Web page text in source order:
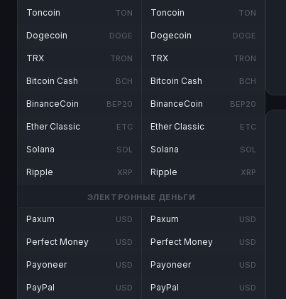
Toncoin TON
Dogecoin DOGE
TRX TRON
Bitcoin Cash BCH
BinanceCoin BEP20
Ether Classic ETC
Solana SOL
Ripple XRP
Toncoin TON
Dogecoin DOGE
TRX TRON
Bitcoin Cash BCH
BinanceCoin BEP20
Ether Classic ETC
Solana SOL
Ripple XRP
ЭЛЕКТРОННЫЕ ДЕНЬГИ
Paxum USD
Perfect Money USD
Payoneer USD
PayPal USD
Paxum USD
Perfect Money USD
Payoneer USD
PayPal USD